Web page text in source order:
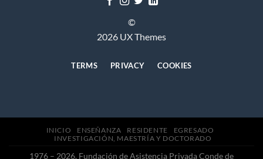
©
2026 UX Themes
TERMS PRIVACY COOKIES
INICIO ENSEÑANZA RESIDENTE
EGRESADO
INVESTIGACIÓN, MAESTRÍA Y DOCTORADO
1976 – 2026. Fundación de Asistencia Privada Conde de